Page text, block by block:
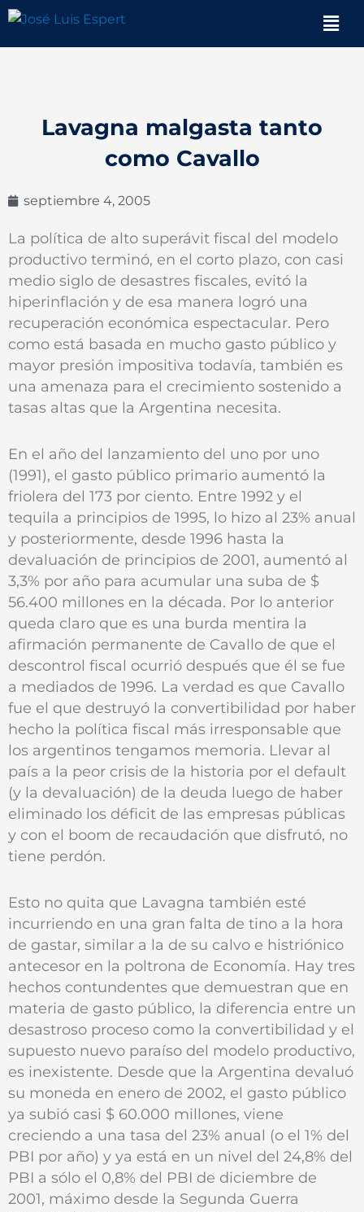
contenido
Lavagna malgasta tanto
como Cavallo
septiembre 4, 2005
La política de alto superávit fiscal del modelo
productivo terminó, en el corto plazo, con casi
medio siglo de desastres fiscales, evitó la
hiperinflación y de esa manera logró una
recuperación económica espectacular. Pero
como está basada en mucho gasto público y
mayor presión impositiva todavía, también es
una amenaza para el crecimiento sostenido a
tasas altas que la Argentina necesita.
En el año del lanzamiento del uno por uno
(1991), el gasto público primario aumentó la
friolera del 173 por ciento. Entre 1992 y el
tequila a principios de 1995, lo hizo al 23% anual
y posteriormente, desde 1996 hasta la
devaluación de principios de 2001, aumentó al
3,3% por año para acumular una suba de $
56.400 millones en la década. Por lo anterior
queda claro que es una burda mentira la
afirmación permanente de Cavallo de que el
descontrol fiscal ocurrió después que él se fue
a mediados de 1996. La verdad es que Cavallo
fue el que destruyó la convertibilidad por haber
hecho la política fiscal más irresponsable que
los argentinos tengamos memoria. Llevar al
país a la peor crisis de la historia por el default
(y la devaluación) de la deuda luego de haber
eliminado los déficit de las empresas públicas
y con el boom de recaudación que disfrutó, no
tiene perdón.
Esto no quita que Lavagna también esté
incurriendo en una gran falta de tino a la hora
de gastar, similar a la de su calvo e histriónico
antecesor en la poltrona de Economía. Hay tres
hechos contundentes que demuestran que en
materia de gasto público, la diferencia entre un
desastroso proceso como la convertibilidad y el
supuesto nuevo paraíso del modelo productivo,
es inexistente. Desde que la Argentina devaluó
su moneda en enero de 2002, el gasto público
ya subió casi $ 60.000 millones, viene
creciendo a una tasa del 23% anual (o el 1% del
PBI por año) y ya está en un nivel del 24,8% del
PBI a sólo el 0,8% del PBI de diciembre de
2001, máximo desde la Segunda Guerra